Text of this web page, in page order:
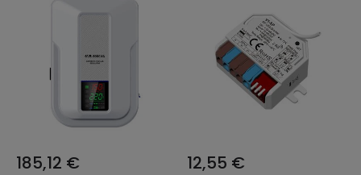
185,12 € 12,55 €